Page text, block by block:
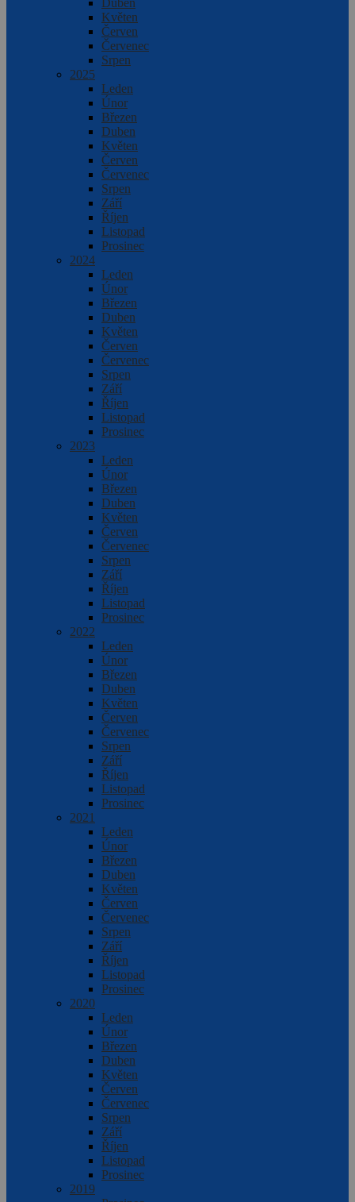
Duben
Květen
Červen
Červenec
Srpen
2025
Leden
Únor
Březen
Duben
Květen
Červen
Červenec
Srpen
Září
Říjen
Listopad
Prosinec
2024
Leden
Únor
Březen
Duben
Květen
Červen
Červenec
Srpen
Září
Říjen
Listopad
Prosinec
2023
Leden
Únor
Březen
Duben
Květen
Červen
Červenec
Srpen
Září
Říjen
Listopad
Prosinec
2022
Leden
Únor
Březen
Duben
Květen
Červen
Červenec
Srpen
Září
Říjen
Listopad
Prosinec
2021
Leden
Únor
Březen
Duben
Květen
Červen
Červenec
Srpen
Září
Říjen
Listopad
Prosinec
2020
Leden
Únor
Březen
Duben
Květen
Červen
Červenec
Srpen
Září
Říjen
Listopad
Prosinec
2019